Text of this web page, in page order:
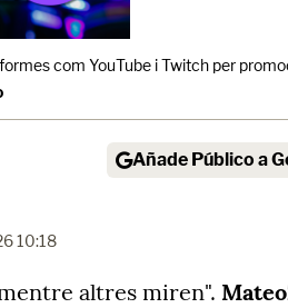
com YouTube i Twitch per
Añade Público a
10:18
altres miren".